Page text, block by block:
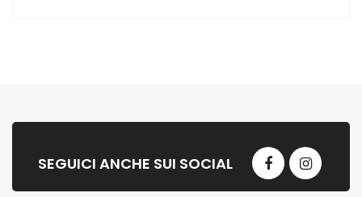
SEGUICI ANCHE SUI SOCIAL